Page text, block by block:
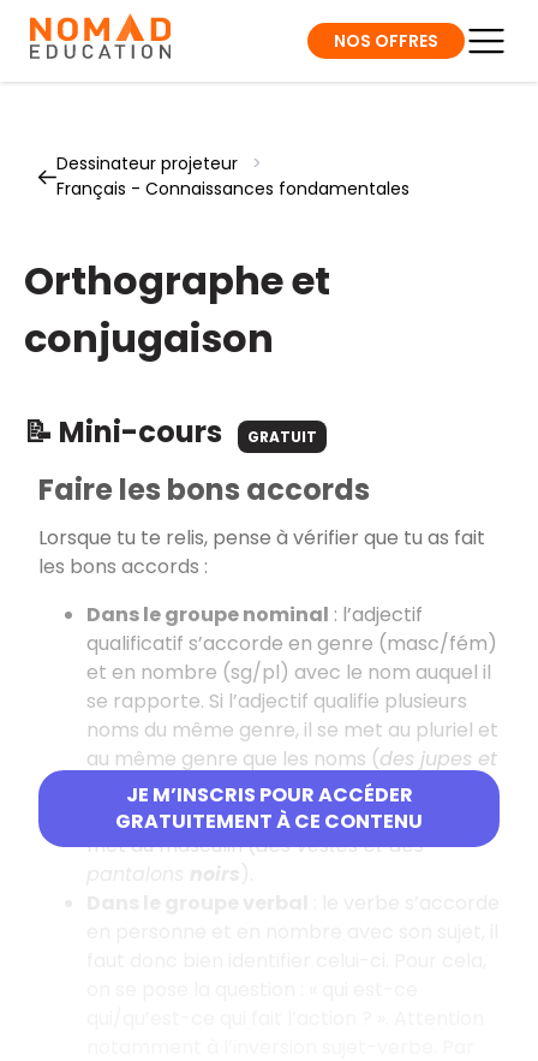
NOS OFFRES
Dessinateur projeteur
>
Français - Connaissances fondamentales
Orthographe et
conjugaison
📝 Mini-cours GRATUIT
JE M’INSCRIS POUR ACCÉDER
GRATUITEMENT À CE CONTENU
Faire les bons accords
Lorsque tu te relis, pense à vérifier que tu as fait
les bons accords :
Dans le groupe nominal : l’adjectif
qualificatif s’accorde en genre (masc/fém)
et en nombre (sg/pl) avec le nom auquel il
se rapporte. Si l’adjectif qualifie plusieurs
noms du même genre, il se met au pluriel et
au même genre que les noms (des jupes et
des robesbleues ), mais si les noms
qualifiés sont de genre différent, alors il se
met au masculin (des vestes et des
).